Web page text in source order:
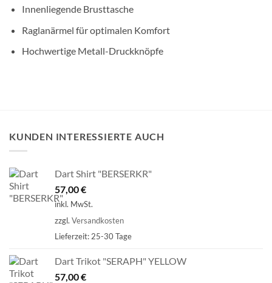
Innenliegende Brusttasche
Raglanärmel für optimalen Komfort
Hochwertige Metall-Druckknöpfe
KUNDEN INTERESSIERTE AUCH
Dart Shirt "BERSERKR"
57,00€
inkl. MwSt.
zzgl. Versandkosten
Lieferzeit: 25-30 Tage
Dart Trikot "SERAPH" YELLOW
57,00€